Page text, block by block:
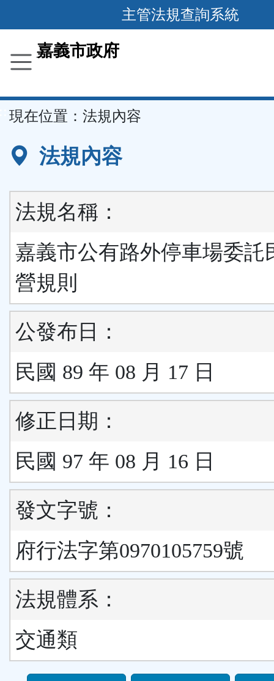
內
容
主管法規查詢系統
嘉義市政府
現在位置： 法規內容
法規內容
法規名稱：
嘉義市公有路外停車場委託
營規則
公發布日：
民國 89 年 08 月 17 日
修正日期：
民國 97 年 08 月 16 日
發文字號：
府行法字第0970105759號
法規體系：
交通類